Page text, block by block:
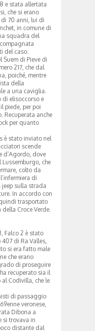
e stata allertata
che si erano
di 70 anni, lui di
in comune di
squadra del
del caso.
Suem di Pieve di
217, che dal
poiché, mentre
della
a una caviglia.
di elisoccorso e
piede, per poi
Recuperata anche
per quanto
è stato inviato nel
scende
d’Agordo, dove
che
colto da
di
sulla strada
In accordo con
trasportato
Croce Verde.
Falco 2 è stato
di Ra Valles,
si era fatto male
che erano
di proseguire
recuperato sia il
Codivilla, che le
di passaggio
veronese,
Dibona a
si trovava in
distante dal